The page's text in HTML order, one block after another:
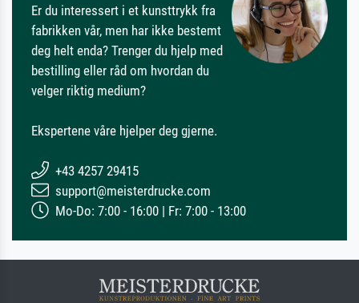
Er du interessert i et kunsttrykk fra
fabrikken vår, men har ikke bestemt
deg helt enda? Trenger du hjelp med
bestilling eller råd om hvordan du
velger riktig medium?
Ekspertene våre hjelper deg gjerne.
+43 4257 29415
support@meisterdrucke.com
Mo-Do: 7:00 - 16:00 | Fr: 7:00 - 13:00